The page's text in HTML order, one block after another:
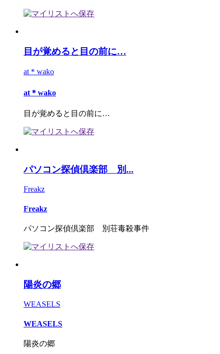
目が覚めると目の前に…
at＊wako
at＊wako
目が覚めると目の前に…
パソコン探偵倶楽部 別...
Freakz
Freakz
パソコン探偵倶楽部 別荘毒殺事件
陽炎の郷
WEASELS
WEASELS
陽炎の郷